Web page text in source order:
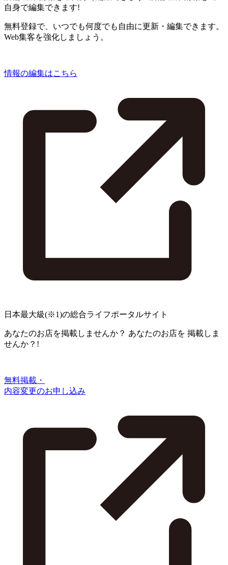
自身で編集できます!
無料登録で、いつでも何度でも自由に更新・編集できます。
Web集客を強化しましょう。
情報の編集はこちら
日本最大級(※1)の総合ライフポータルサイト
あなたのお店を掲載しませんか？ あなたのお店を 掲載しま
せんか？!
無料掲載・
内容変更のお申し込み